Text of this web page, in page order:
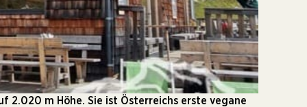
2.020 m Höhe. Sie ist Österreichs erste vegane